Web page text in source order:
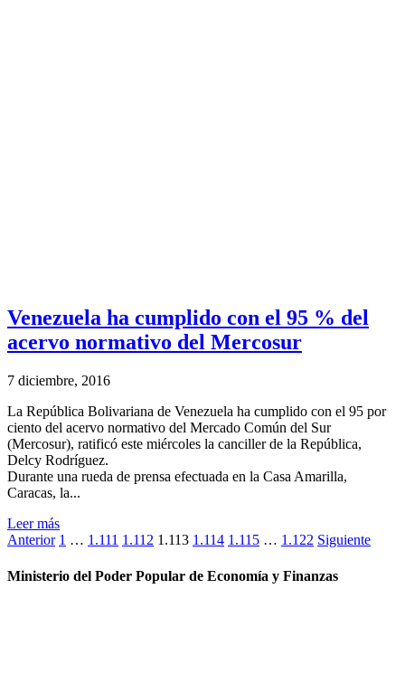
Venezuela ha cumplido con el 95 % del
acervo normativo del Mercosur
7 diciembre, 2016
La República Bolivariana de Venezuela ha cumplido con el 95 por
ciento del acervo normativo del Mercado Común del Sur
(Mercosur), ratificó este miércoles la canciller de la República,
Delcy Rodríguez.
Durante una rueda de prensa efectuada en la Casa Amarilla,
Caracas, la...
Leer más
Anterior 1 … 1.111 1.112 1.113 1.114 1.115 … 1.122 Siguiente
Ministerio del Poder Popular de Economía y Finanzas